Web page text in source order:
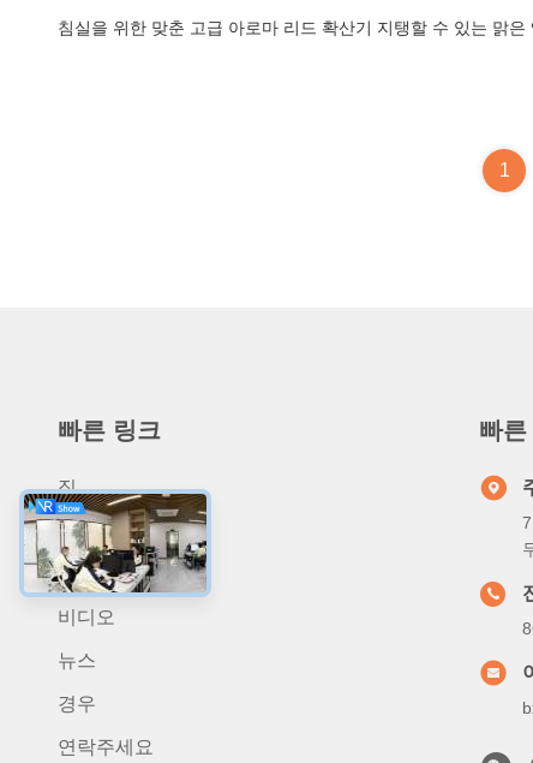
침실을 위한 맞춘 고급 아로마 리드 확산기 지탱할 수 있는 맑은
1
빠른 링크
집
우리에 대하여
상품
비디오
뉴스
경우
연락주세요
빠